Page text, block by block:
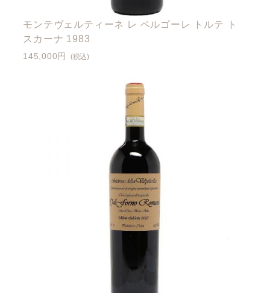
モンテヴェルティーネ レ ペルゴーレ トルテ ト
スカーナ 1983
145,000円 (税込)